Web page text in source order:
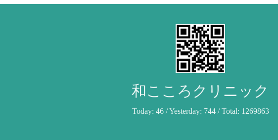
和こころクリニック
Today: 46/ Yesterday: 744/ Total: 1269863